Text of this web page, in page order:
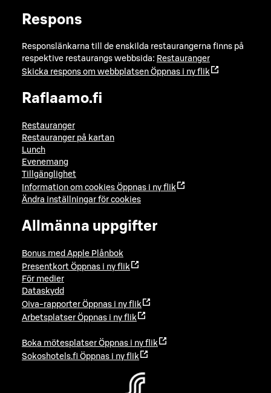
Respons
Responslänkarna till de enskilda restaurangerna finns på
respektive restaurangs webbsida: Restauranger
Skicka respons om webbplatsen Öppnas i ny flik
Raflaamo.fi
Restauranger
Restauranger på kartan
Lunch
Evenemang
Tillgänglighet
Information om cookies Öppnas i ny flik
Ändra inställningar för cookies
Allmänna uppgifter
Bonus med Apple Plånbok
Presentkort Öppnas i ny flik
För medier
Dataskydd
Oiva-rapporter Öppnas i ny flik
Arbetsplatser Öppnas i ny flik
Boka mötesplatser Öppnas i ny flik
Sokoshotels.fi Öppnas i ny flik